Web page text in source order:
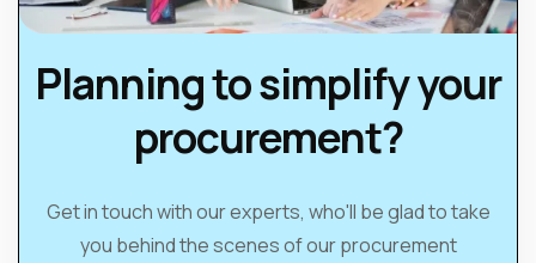
Planning to simplify your
procurement?
Get in touch with our experts, who'll be glad to take
you behind the scenes of our procurement